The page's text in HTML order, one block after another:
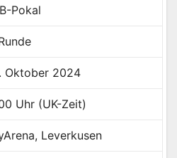
Pokal
Oktober 2024
Uhr (UK-Zeit)
Leverkusen